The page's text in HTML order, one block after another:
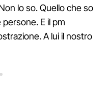
lo so. Quello che so
E il pm
A lui il nostro